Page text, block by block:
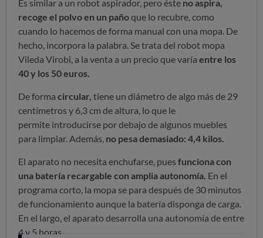
Es similar a un robot aspirador, pero éste no aspira,
recoge el polvo en un pañoque lo recubre, como
cuando lo hacemos de forma manual con una mopa. De
hecho, incorpora la palabra. Se trata del robot mopa
Vileda Virobi, a la venta a un precio que varía entre los
40 y los 50 euros.
De forma circular, tiene un diámetro de algo más de 29
centímetros y 6,3 cm de altura, lo que le
permite introducirse por debajo de algunos muebles
para limpiar. Además, no pesa demasiado: 4,4 kilos.
El aparato no necesita enchufarse, pues funciona con
una batería recargable con amplia autonomía. En el
programa corto, la mopa se para después de 30 minutos
de funcionamiento aunque la batería disponga de carga.
En el largo, el aparato desarrolla una autonomía de entre
4 y 5 horas.